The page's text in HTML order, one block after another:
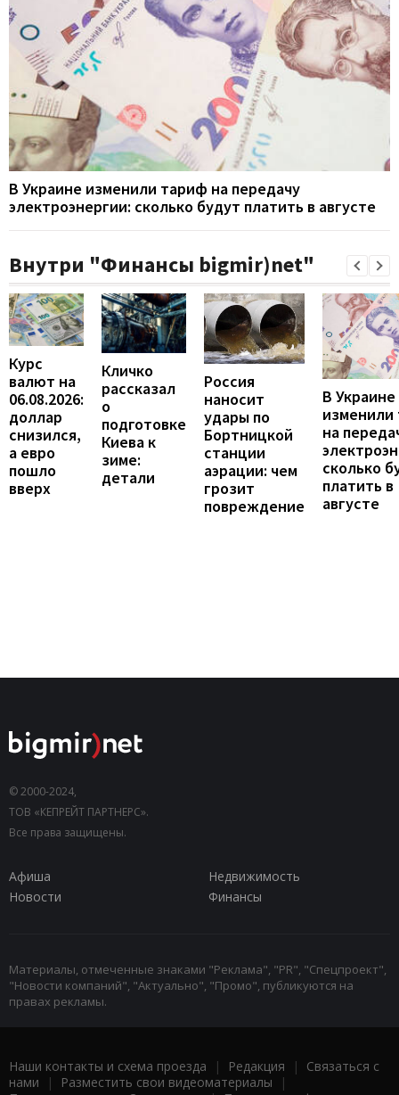
В Украине изменили тариф на передачу
электроэнергии: сколько будут платить в августе
Внутри "Финансы bigmir)net"
Курс
валют на
06.08.2026:
доллар
снизился,
а евро
пошло
вверх
Кличко
рассказал
о
подготовке
Киева к
зиме:
детали
Россия
наносит
удары по
Бортницкой
станции
аэрации: чем
грозит
повреждение
В Украине
на
сколько
платить в
августе
© 2000-2024,
ТОВ «КЕПРЕЙТ ПАРТНЕРС».
Все права защищены.
Афиша
Недвижимость
Новости
Финансы
Материалы, отмеченные знаками "Реклама", "PR", "Спецпроект",
"Новости компаний", "Актуально", "Промо", публикуются на
правах рекламы.
Наши контакты и схема проезда | Редакция | Связаться с
нами | Разместить свои видеоматериалы |